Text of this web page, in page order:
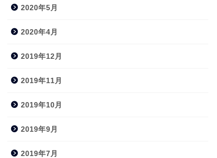
2020年5月
2020年4月
2019年12月
2019年11月
2019年10月
2019年9月
2019年7月